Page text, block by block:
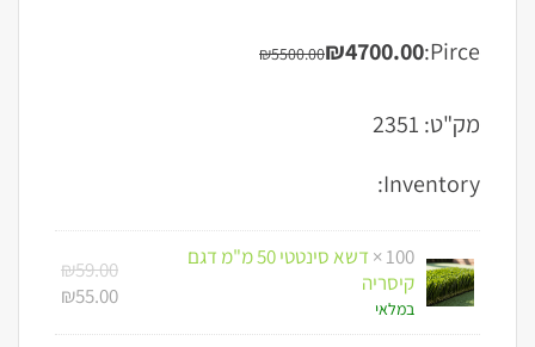
Pirce:
₪5500.00
המחיר
היה:
₪5500.00.
₪4700.00
המחיר
הוא:
₪4700.00.
מק"ט: 2351
Inventory:
100 ×
דשא סינטטי 50 מ"מ דגם
קיסריה
במלאי
₪59.00 המחיר
₪55.00